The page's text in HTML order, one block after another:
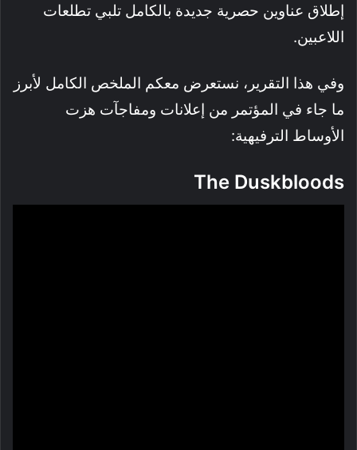
إطلاق عناوين حصرية جديدة بالكامل تلبي تطلعات
اللاعبين.
وفي هذا التقرير، نستعرض معكم الملخص الكامل لأبرز
ما جاء في المؤتمر من إعلانات ومفاجآت هزت
الأوساط الترفيهية:
The Duskbloods